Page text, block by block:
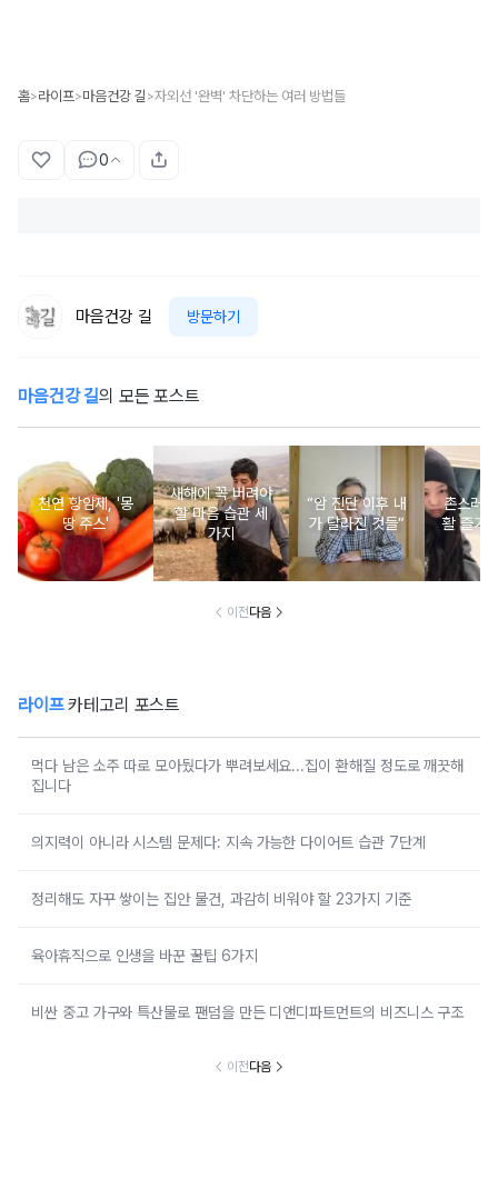
홈>라이프>마음건강 길 >자외선 '완벽' 차단하는 여러 방법들
0
마음건강 길 방문하기
마음건강 길의 모든 포스트
천연 항암제, '몽
땅 주스'
새해에 꼭 버려야
할 마음 습관 세
가지
“암 진단 이후 내
가 달라진 것들”
촌스러
활 즐기
이전다음
라이프카테고리 포스트
먹다 남은 소주 따로 모아뒀다가 뿌려보세요...집이 환해질 정도로 깨끗해
집니다
의지력이 아니라 시스템 문제다: 지속 가능한 다이어트 습관 7단계
정리해도 자꾸 쌓이는 집안 물건, 과감히 비워야 할 23가지 기준
육아휴직으로 인생을 바꾼 꿀팁 6가지
비싼 중고 가구와 특산물로 팬덤을 만든 디앤디파트먼트의 비즈니스 구조
이전다음